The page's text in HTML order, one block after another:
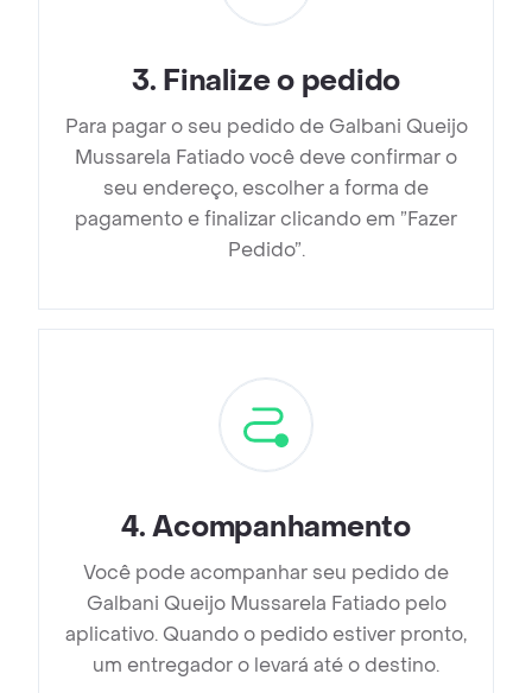
3. Finalize o pedido
Para pagar o seu pedido de Galbani Queijo
Mussarela Fatiado você deve confirmar o
seu endereço, escolher a forma de
pagamento e finalizar clicando em ”Fazer
Pedido”.
4.Acompanhamento
Você pode acompanhar seu pedido de
Galbani Queijo Mussarela Fatiado pelo
aplicativo. Quando o pedido estiver pronto,
um entregador o levará até o destino.